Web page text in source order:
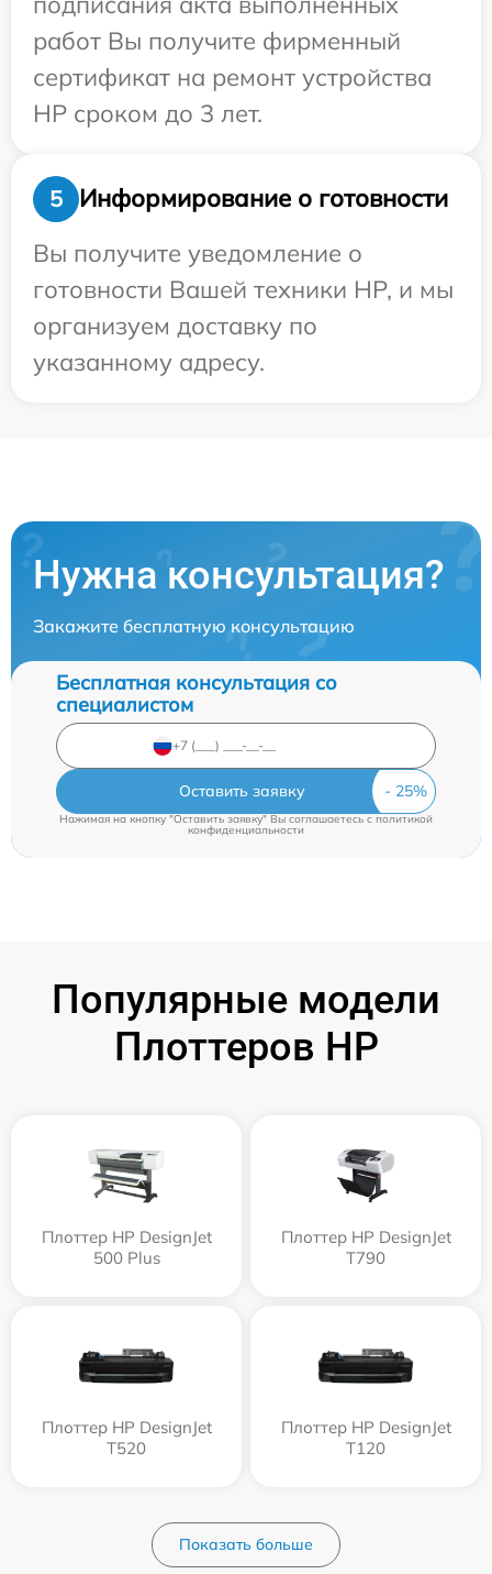
работ Вы получите фирменный
сертификат на ремонт устройства
HP сроком до 3 лет.
5
Информирование о готовности
Вы получите уведомление о
готовности Вашей техники HP, и мы
организуем доставку по
указанному адресу.
Нужна консультация?
Закажите бесплатную консультацию
Бесплатная консультация со
специалистом
Оставить заявку
Нажимая на кнопку "Оставить заявку" Вы соглашаетесь cполитикой
конфиденциальности
Популярные модели
Плоттеров HP
Плоттер HP DesignJet
500 Plus
Плоттер HP DesignJet
T790
Плоттер HP DesignJet
T520
Плоттер HP DesignJet
T120
Показать больше